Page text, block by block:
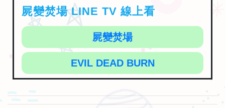
屍變焚場 LINE TV 線上看
屍變焚場
EVIL DEAD BURN